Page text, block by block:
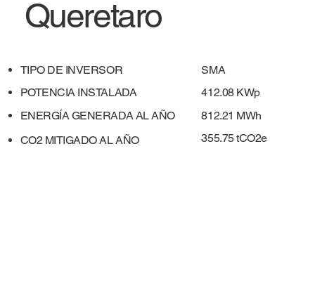
Queretaro
TIPO DE INVERSOR
SMA
POTENCIA INSTALADA
412.08 KWp
ENERGÍA GENERADA AL AÑO
812.21 MWh
​CO2 MITIGADO AL AÑO
355.75 tCO2e